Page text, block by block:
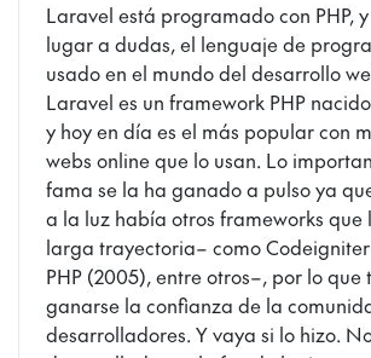
Laravel está programado con PHP, y
lugar a dudas, el lenguaje de
usado en el mundo del desarrollo
Laravel es un framework PHP nacido
y hoy en día es el más popular con
webs online que lo usan. Lo
fama se la ha ganado a pulso ya
a la luz había otros frameworks que
larga trayectoria– como
PHP (2005), entre otros–, por lo que
ganarse la confianza de la
desarrolladores. Y vaya si lo hizo.